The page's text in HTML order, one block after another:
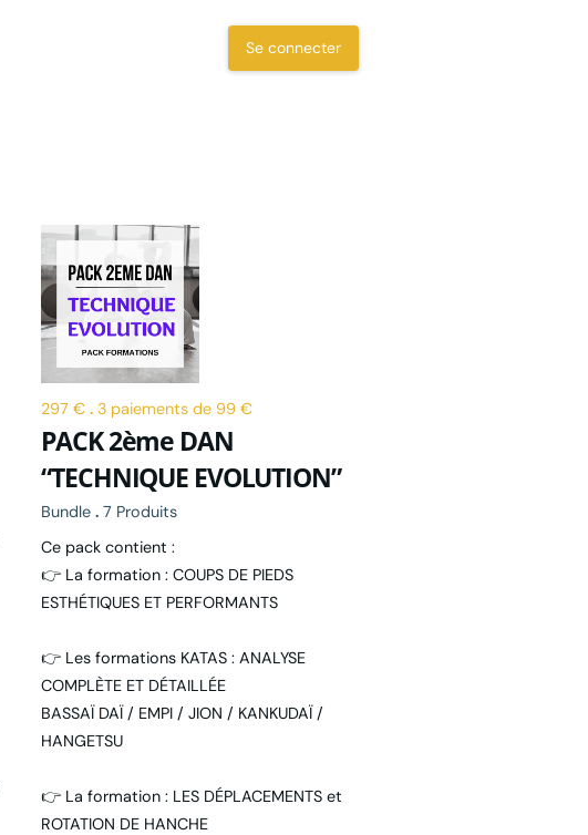
Se connecter
297 €. 3 paiements de 99 €
PACK 2ème DAN
“TECHNIQUE EVOLUTION”
Bundle. 7 Produits
Ce pack contient :
👉 La formation : COUPS DE PIEDS
ESTHÉTIQUES ET PERFORMANTS
👉 Les formations KATAS : ANALYSE
COMPLÈTE ET DÉTAILLÉE
BASSAÏ DAÏ / EMPI / JION / KANKUDAÏ /
HANGETSU
👉 La formation : LES DÉPLACEMENTS et
ROTATION DE HANCHE